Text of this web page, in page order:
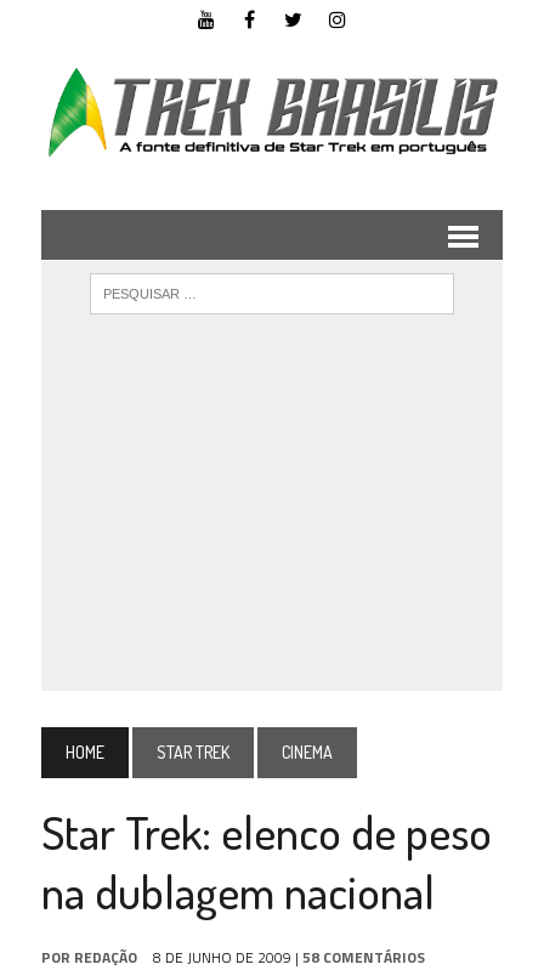
HOME STAR TREK CINEMA
Star Trek: elenco de peso
na dublagem nacional
POR REDAÇÃO 8 DE JUNHO DE 2009 | 58 COMENTÁRIOS